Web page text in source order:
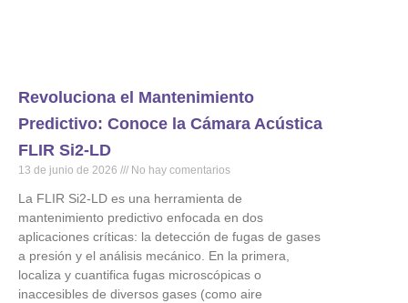
Revoluciona el Mantenimiento
Predictivo: Conoce la Cámara Acústica
FLIR Si2-LD
13 de junio de 2026 No hay comentarios
La FLIR Si2-LD es una herramienta de
mantenimiento predictivo enfocada en dos
aplicaciones críticas: la detección de fugas de gases
a presión y el análisis mecánico. En la primera,
localiza y cuantifica fugas microscópicas o
inaccesibles de diversos gases (como aire